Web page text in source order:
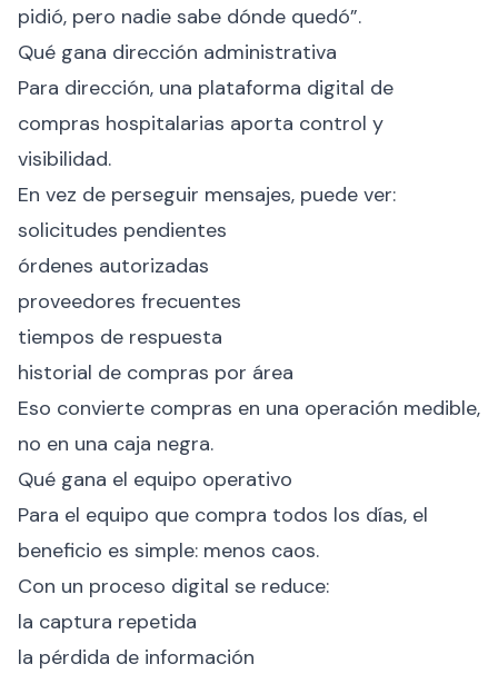
pidió, pero nadie sabe dónde quedó”.
Qué gana dirección administrativa
Para dirección, una plataforma digital de
compras hospitalarias aporta control y
visibilidad.
En vez de perseguir mensajes, puede ver:
solicitudes pendientes
órdenes autorizadas
proveedores frecuentes
tiempos de respuesta
historial de compras por área
Eso convierte compras en una operación medible,
no en una caja negra.
Qué gana el equipo operativo
Para el equipo que compra todos los días, el
beneficio es simple: menos caos.
Con un proceso digital se reduce:
la captura repetida
la pérdida de información